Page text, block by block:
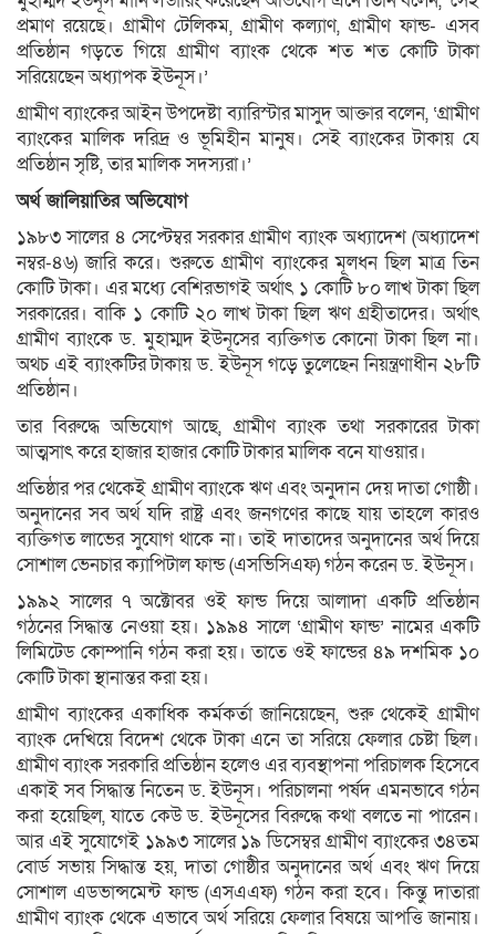
প্রমাণ রয়েছে। গ্রামীণ টেলিকম, গ্রামীণ কল্যাণ, গ্রামীণ ফান্ড- এসব
প্রতিষ্ঠান গড়তে গিয়ে গ্রামীণ ব্যাংক থেকে শত শত কোটি টাকা
সরিয়েছেন অধ্যাপক ইউনূস।’
গ্রামীণ ব্যাংকের আইন উপদেষ্টা ব্যারিস্টার মাসুদ আক্তার বলেন, ‘গ্রামীণ
ব্যাংকের মালিক দরিদ্র ও ভূমিহীন মানুষ। সেই ব্যাংকের টাকায় যে
প্রতিষ্ঠান সৃষ্টি, তার মালিক সদস্যরা।’
অর্থ জালিয়াতির অভিযোগ
১৯৮৩ সালের ৪ সেপ্টেম্বর সরকার গ্রামীণ ব্যাংক অধ্যাদেশ (অধ্যাদেশ
নম্বর-৪৬) জারি করে। শুরুতে গ্রামীণ ব্যাংকের মূলধন ছিল মাত্র তিন
কোটি টাকা। এর মধ্যে বেশিরভাগই অর্থাৎ ১ কোটি ৮০ লাখ টাকা ছিল
সরকারের। বাকি ১ কোটি ২০ লাখ টাকা ছিল ঋণ গ্রহীতাদের। অর্থাৎ
গ্রামীণ ব্যাংকে ড. মুহাম্মদ ইউনূসের ব্যক্তিগত কোনো টাকা ছিল না।
অথচ এই ব্যাংকটির টাকায় ড. ইউনূস গড়ে তুলেছেন নিয়ন্ত্রণাধীন ২৮টি
প্রতিষ্ঠান।
তার বিরুদ্ধে অভিযোগ আছে, গ্রামীণ ব্যাংক তথা সরকারের টাকা
আত্মসাৎ করে হাজার হাজার কোটি টাকার মালিক বনে যাওয়ার।
প্রতিষ্ঠার পর থেকেই গ্রামীণ ব্যাংকে ঋণ এবং অনুদান দেয় দাতা গোষ্ঠী।
অনুদানের সব অর্থ যদি রাষ্ট্র এবং জনগণের কাছে যায় তাহলে কারও
ব্যক্তিগত লাভের সুযোগ থাকে না। তাই দাতাদের অনুদানের অর্থ দিয়ে
সোশাল ভেনচার ক্যাপিটাল ফান্ড (এসভিসিএফ) গঠন করেন ড. ইউনূস।
১৯৯২ সালের ৭ অক্টোবর ওই ফান্ড দিয়ে আলাদা একটি প্রতিষ্ঠান
গঠনের সিদ্ধান্ত নেওয়া হয়। ১৯৯৪ সালে ‘গ্রামীণ ফান্ড’ নামের একটি
লিমিটেড কোম্পানি গঠন করা হয়। তাতে ওই ফান্ডের ৪৯ দশমিক ১০
কোটি টাকা স্থানান্তর করা হয়।
গ্রামীণ ব্যাংকের একাধিক কর্মকর্তা জানিয়েছেন, শুরু থেকেই গ্রামীণ
ব্যাংক দেখিয়ে বিদেশ থেকে টাকা এনে তা সরিয়ে ফেলার চেষ্টা ছিল।
গ্রামীণ ব্যাংক সরকারি প্রতিষ্ঠান হলেও এর ব্যবস্থাপনা পরিচালক হিসেবে
একাই সব সিদ্ধান্ত নিতেন ড. ইউনূস। পরিচালনা পর্ষদ এমনভাবে গঠন
করা হয়েছিল, যাতে কেউ ড. ইউনূসের বিরুদ্ধে কথা বলতে না পারেন।
আর এই সুযোগেই ১৯৯৩ সালের ১৯ ডিসেম্বর গ্রামীণ ব্যাংকের ৩৪তম
বোর্ড সভায় সিদ্ধান্ত হয়, দাতা গোষ্ঠীর অনুদানের অর্থ এবং ঋণ দিয়ে
সোশাল এডভান্সমেন্ট ফান্ড (এসএএফ) গঠন করা হবে। কিন্তু দাতারা
গ্রামীণ ব্যাংক থেকে এভাবে অর্থ সরিয়ে ফেলার বিষয়ে আপত্তি জানায়।